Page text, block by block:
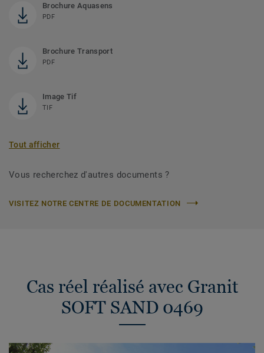
Brochure Aquasens
PDF
Brochure Transport
PDF
Image Tif
TIF
Tout afficher
Vous recherchez d'autres documents ?
VISITEZ NOTRE CENTRE DE DOCUMENTATION
Cas réel réalisé avec Granit
SOFT SAND 0469